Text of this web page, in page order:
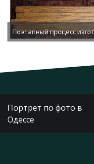
Поэтапный процесс
Навигация
по
записям
Портрет по фото в
Одессе